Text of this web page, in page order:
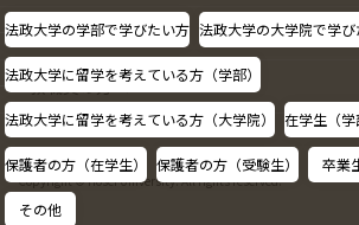
採用情報
教職員の方へ
Copyright © Hosei University. All rights reserved.
法政大学の学部で学びたい方 法政大学の大学院で学
法政大学に留学を考えている方（学部）
法政大学に留学を考えている方（大学院） 在学生（学
保護者の方（在学生） 保護者の方（受験生） 卒業
その他